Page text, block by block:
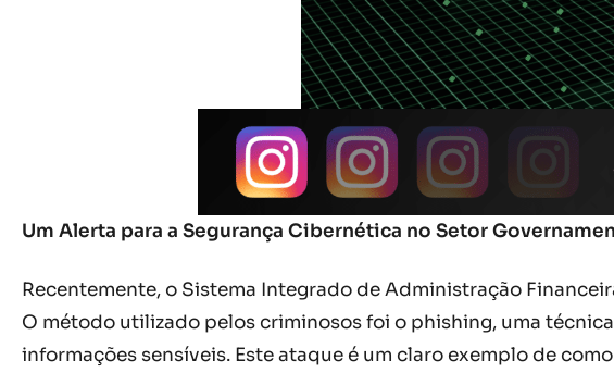
Um Alerta para a Segurança Cibernética no Setor
Recentemente, o Sistema Integrado de Administração
O método utilizado pelos criminosos foi o phishing, uma
informações sensíveis. Este ataque é um claro exemplo de